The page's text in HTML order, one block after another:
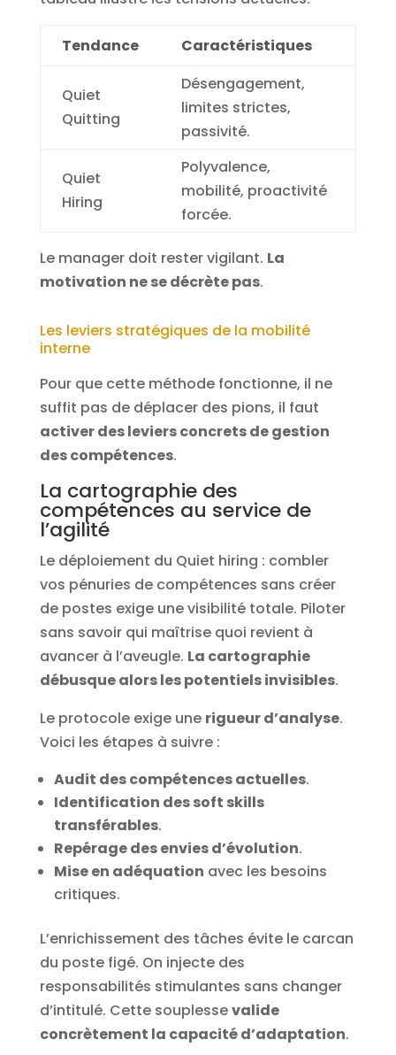
Tendance Caractéristiques
Quiet
Quitting
Désengagement,
limites strictes,
passivité.
Quiet
Hiring
Polyvalence,
mobilité, proactivité
forcée.
Le manager doit rester vigilant. La
motivation ne se décrète pas.
Les leviers stratégiques de la mobilité
interne
Pour que cette méthode fonctionne, il ne
suffit pas de déplacer des pions, il faut
activer des leviers concrets de gestion
des compétences.
La cartographie des
compétences au service de
l’agilité
Le déploiement du Quiet hiring : combler
vos pénuries de compétences sans créer
de postes exige une visibilité totale. Piloter
sans savoir qui maîtrise quoi revient à
avancer à l’aveugle. La cartographie
débusque alors les potentiels invisibles.
Le protocole exige une rigueur d’analyse.
Voici les étapes à suivre :
Audit des compétences actuelles.
Identification des soft skills
transférables.
Repérage des envies d’évolution.
Mise en adéquation avec les besoins
critiques.
L’enrichissement des tâches évite le carcan
du poste figé. On injecte des
responsabilités stimulantes sans changer
d’intitulé. Cette souplessevalide
concrètement la capacité d’adaptation.